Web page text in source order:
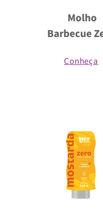
Molho
Barbecue
Conheça